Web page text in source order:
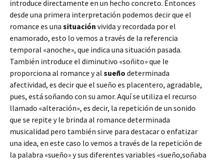
introduce directamente en un hecho concreto. Entonces
desde una primera interpretación podemos decir que el
romance es una situación vivida y recordada por el
enamorado, esto lo vemos a través de la referencia
temporal «anoche», que indica una situación pasada.
También introduce el diminutivo «soñito» que le
proporciona al romance y al sueño determinada
afectividad, es decir que el sueño es placentero, agradable,
pues, está soñando con su amor. Aquí se utiliza el recurso
llamado «alteración», es decir, la repetición de un sonido
que se repite y le brinda al romance determinada
musicalidad pero también sirve para destacar o enfatizar
una idea, en este caso lo vemos a través de la repetición de
la palabra «sueño» y sus diferentes variables «sueño,soñaba